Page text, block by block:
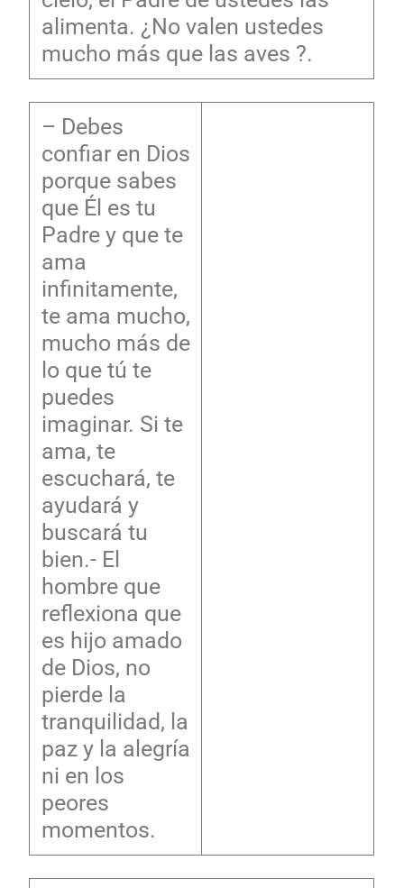
alimenta. ¿No valen ustedes
mucho más que las aves ?.
– Debes
confiar en Dios
porque sabes
que Él es tu
Padre y que te
ama
infinitamente,
te ama mucho,
mucho más de
lo que tú te
puedes
imaginar. Si te
ama, te
escuchará, te
ayudará y
buscará tu
bien.- El
hombre que
reflexiona que
es hijo amado
de Dios, no
pierde la
tranquilidad, la
paz y la alegría
ni en los
peores
momentos.